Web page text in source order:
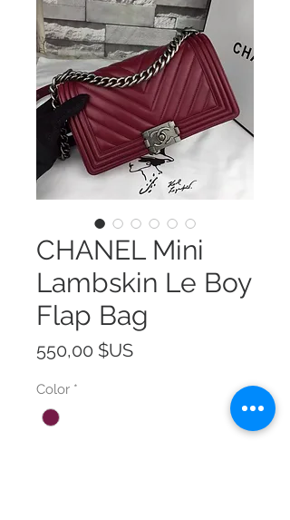
CHANEL Mini
Lambskin Le Boy
Flap Bag
550,00 $USPrix
Color *